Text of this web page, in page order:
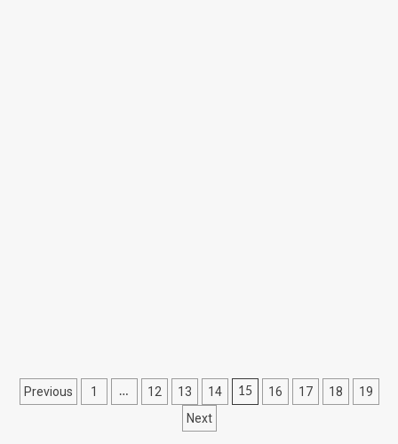
Previous 1 … 12 13 14 15 16 17 18
19
Next